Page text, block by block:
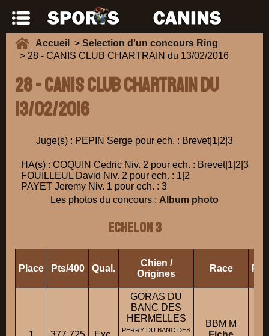
Accueil > Selection d'un concours Ring
> 28 - CANIS CLUB CHARTRAIN du 13/02/2016
28 - CANIS CLUB CHARTRAIN du
13/02/2016
Juge(s) : PEPIN Serge pour ech. : Brevet|1|2|3
HA(s) : COQUIN Cedric Niv. 2 pour ech. : Brevet|1|2|3
FOUILLEUL David Niv. 2 pour ech. : 1|2
PAYET Jeremy Niv. 1 pour ech. : 3
Les photos du concours : Album photo
ECHELON 3
Place Pts/400 Qual.
Chien /
Origines
Race
GORAS DU
BANC DES
HERMELLES
PERRY DU BANC DES
BBM M